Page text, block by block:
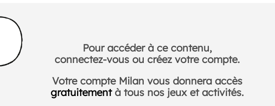
Pour accéder à ce contenu,
connectez-vous ou créez votre compte.
Votre compte Milan vous donnera accès
gratuitementà tous nos jeux et activités.